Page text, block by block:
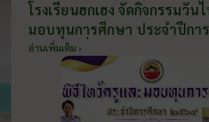
โรงเรียนฮกเฮง จัดกิจกรรมวัน
มอบทุนการศึกษา ประจำปีกา
2569 วันที่ 11 มิถุนายน 2569
อ่านเพิ่มเติม ›